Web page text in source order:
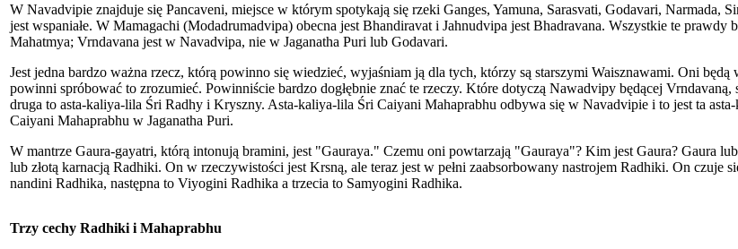
W Navadvipie znajduje się Pancaveni, miejsce w którym spotykają się rzeki Ganges, Yamuna, Sarasvati, Godavari, Narmada,
jest wspaniałe. W Mamagachi (Modadrumadvipa) obecna jest Bhandiravat i Jahnudvipa jest Bhadravana. Wszystkie te
Mahatmya; Vrndavana jest w Navadvipa, nie w Jaganatha Puri lub Godavari.
Jest jedna bardzo ważna rzecz, którą powinno się wiedzieć, wyjaśniam ją dla tych, którzy są starszymi Waisznawami. Oni
powinni spróbować to zrozumieć. Powinniście bardzo dogłębnie znać te rzeczy. Które dotyczą Nawadvipy będącej
druga to asta-kaliya-lila Śri Radhy i Kryszny. Asta-kaliya-lila Śri Caiyani Mahaprabhu odbywa się w Navadvipie i to jest ta
Caiyani Mahaprabhu w Jaganatha Puri.
W mantrze Gaura-gayatri, którą intonują bramini, jest "Gauraya." Czemu oni powtarzają "Gauraya"? Kim jest Gaura? Gaura
lub złotą karnacją Radhiki. On w rzeczywistości jest Krsną, ale teraz jest w pełni zaabsorbowany nastrojem Radhiki. On czuje
nandini Radhika, następna to Viyogini Radhika a trzecia to Samyogini Radhika.
Trzy cechy Radhiki i Mahaprabhu